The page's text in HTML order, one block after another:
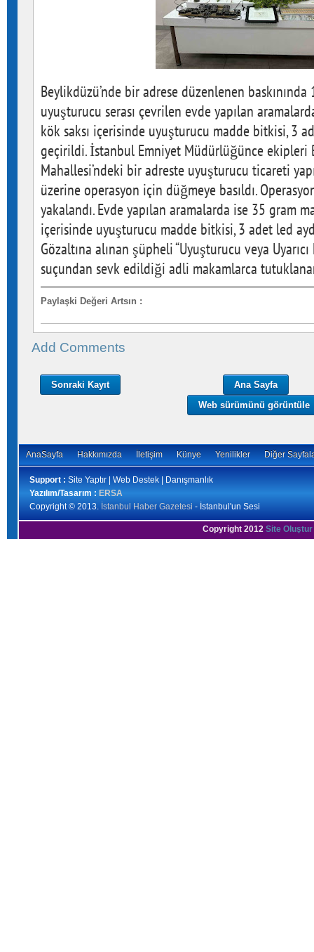
Beylikdüzü’nde bir adrese düzenlenen
uyuşturucu serası çevrilen evde yapılan
kök saksı içerisinde uyuşturucu madde bitkisi, 3
geçirildi. İstanbul Emniyet Müdürlüğünce ekipleri
Mahallesi’ndeki bir adreste uyuşturucu ticareti
üzerine operasyon için düğmeye basıldı.
yakalandı. Evde yapılan aramalarda ise 35 gram
içerisinde uyuşturucu madde bitkisi, 3 adet led
Gözaltına alınan şüpheli “Uyuşturucu veya
suçundan sevk edildiği adli makamlarca
Paylaşki Değeri Artsın :
Add Comments
Sonraki Kayıt
Ana Sayfa
Web sürümünü görüntüle
AnaSayfa Hakkımızda İletişim Künye Yenilikler Diğer
Support : Site Yaptır | Web Destek | Danışmanlık
Yazılım/Tasarım : ERSA
Copyright © 2013. İstanbul Haber Gazetesi - İstanbul'un Sesi
Copyright 2012 Site Oluştur